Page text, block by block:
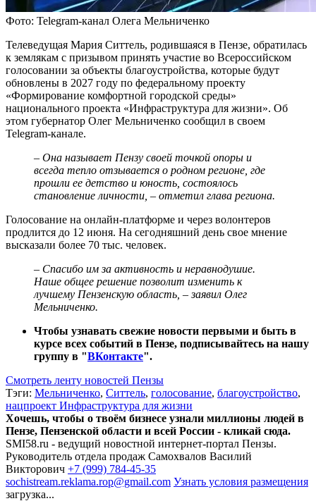
Фото: Telegram-канал Олега Мельниченко
Телеведущая Мария Ситтель, родившаяся в Пензе, обратилась
к землякам с призывом принять участие во Всероссийском
голосовании за объекты благоустройства, которые будут
обновлены в 2027 году по федеральному проекту
«Формирование комфортной городской среды»
национального проекта «Инфраструктура для жизни». Об
этом губернатор Олег Мельниченко сообщил в своем
Telegram-канале.
– Она называет Пензу своей точкой опоры и
всегда тепло отзывается о родном регионе, где
прошли ее детство и юность, состоялось
становление личности, – отметил глава региона.
Голосование на онлайн-платформе и через волонтеров
продлится до 12 июня. На сегодняшний день свое мнение
высказали более 70 тыс. человек.
– Спасибо им за активность и неравнодушие.
Наше общее решение позволит изменить к
лучшему Пензенскую область, – заявил Олег
Мельниченко.
Чтобы узнавать свежие новости первыми и быть в
курсе всех событий в Пензе, подписывайтесь на нашу
группу в "ВКонтакте".
Смотреть ленту новостей Пензы
Тэги: Мельниченко, Ситтель, голосование, благоустройство,
нацпроект Инфраструктура для жизни
Хочешь, чтобы о твоём бизнесе узнали миллионы людей в
Пензе, Пензенской области и всей России - кликай сюда.
SMI58.ru - ведущий новостной интернет-портал Пензы.
Руководитель отдела продаж Самохвалов Василий
Викторович +7 (999) 784-45-35
sochistream.reklama.rop@gmail.com Узнать условия размещения
загрузка...